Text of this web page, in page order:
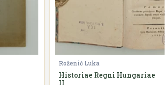
Roženić Luka
Historiae Regni Hungariae
II